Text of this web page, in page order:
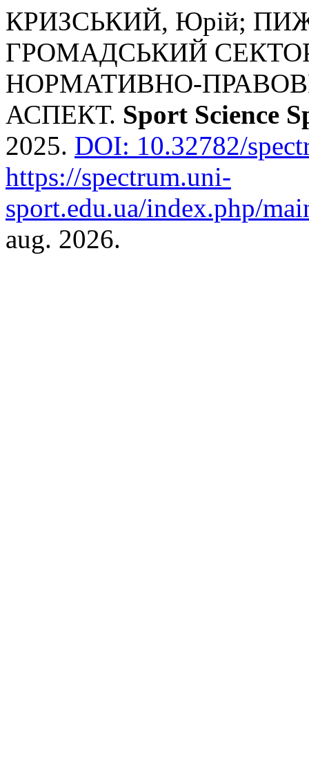
КРИЗСЬКИЙ, Юрій;
ГРОМАДСЬКИЙ
НОРМАТИВНО-
АСПЕКТ. Sport Science
2025. DOI: 10.32782/
https://spectrum.uni-
sport.edu.ua/index.php/
aug. 2026.